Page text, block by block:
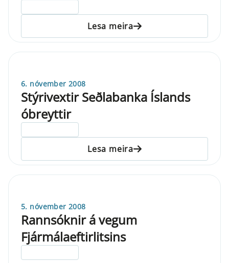
Lesa meira
6. nóvember 2008
Stýrivextir Seðlabanka Íslands
óbreyttir
Lesa meira
5. nóvember 2008
Rannsóknir á vegum
Fjármálaeftirlitsins